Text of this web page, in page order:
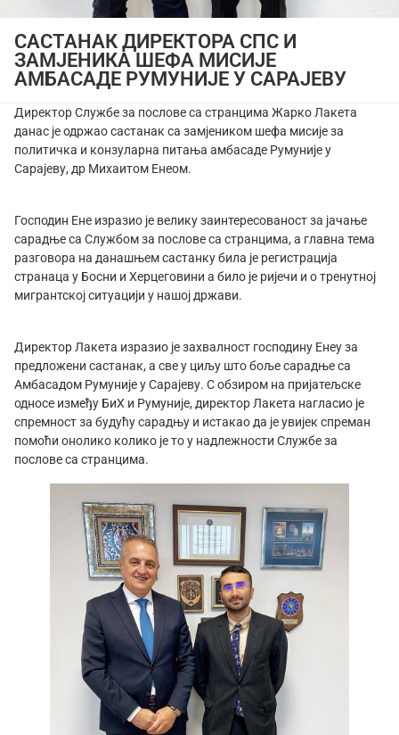
САСТАНАК ДИРЕКТОРА СПС И
ЗАМЈЕНИКА ШЕФА МИСИЈЕ
АМБАСАДЕ РУМУНИЈЕ У САРАЈЕВУ
Директор Службе за послове са странцима Жарко Лакета
данас је одржао састанак са замјеником шефа мисије за
политичка и конзуларна питања амбасаде Румуније у
Сарајеву, др Михаитом Енеом.
Господин Ене изразио је велику заинтересованост за јачање
сарадње са Службом за послове са странцима, а главна тема
разговора на данашњем састанку била је регистрација
странаца у Босни и Херцеговини а било је ријечи и о тренутној
мигрантској ситуацији у нашој држави.
Директор Лакета изразио је захвалност господину Енеу за
предложени састанак, а све у циљу што боље сарадње са
Амбасадом Румуније у Сарајеву. С обзиром на пријатељске
односе између БиХ и Румуније, директор Лакета нагласио је
спремност за будућу сарадњу и истакао да је увијек спреман
помоћи онолико колико је то у надлежности Службе за
послове са странцима.